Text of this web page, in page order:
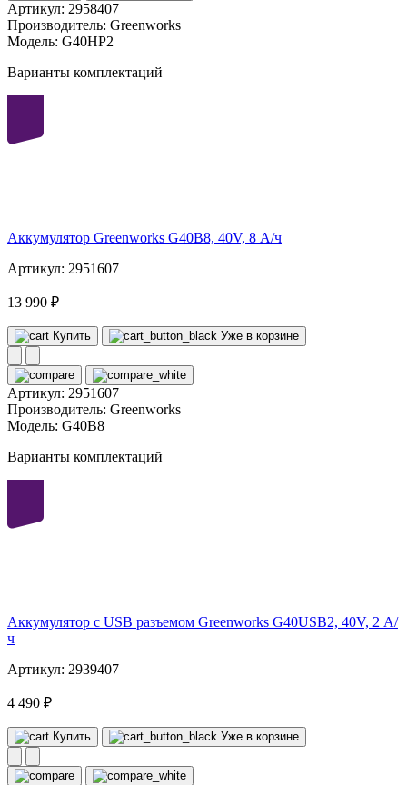
Артикул: 2958407
Производитель: Greenworks
Модель: G40HP2
Варианты комплектаций
Аккумулятор Greenworks G40B8, 40V, 8 А/ч
Артикул: 2951607
13 990 ₽
Купить Уже в корзине
Артикул: 2951607
Производитель: Greenworks
Модель: G40B8
Варианты комплектаций
Аккумулятор с USB разъемом Greenworks G40USB2, 40V, 2 А/
ч
Артикул: 2939407
4 490 ₽
Купить Уже в корзине